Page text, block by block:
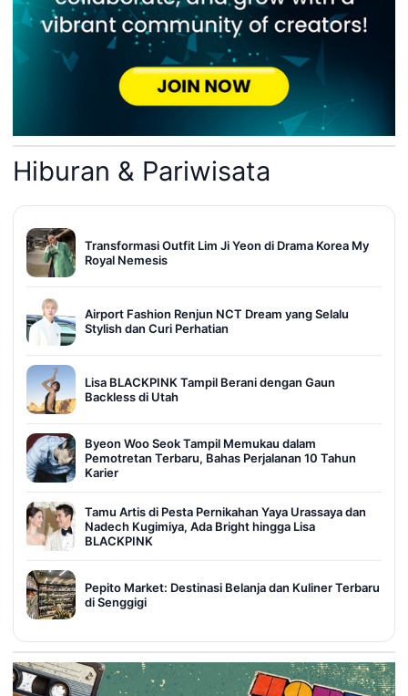
Hiburan & Pariwisata
Transformasi Outfit Lim Ji Yeon di Drama Korea My
Royal Nemesis
Airport Fashion Renjun NCT Dream yang Selalu
Stylish dan Curi Perhatian
Lisa BLACKPINK Tampil Berani dengan Gaun
Backless di Utah
Byeon Woo Seok Tampil Memukau dalam
Pemotretan Terbaru, Bahas Perjalanan 10 Tahun
Karier
Tamu Artis di Pesta Pernikahan Yaya Urassaya dan
Nadech Kugimiya, Ada Bright hingga Lisa
BLACKPINK
Pepito Market: Destinasi Belanja dan Kuliner Terbaru
di Senggigi